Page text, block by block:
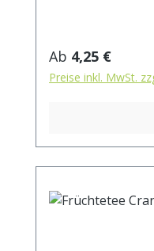
Regulärer Preis:
Ab 4,25 €
Preise inkl. MwSt.